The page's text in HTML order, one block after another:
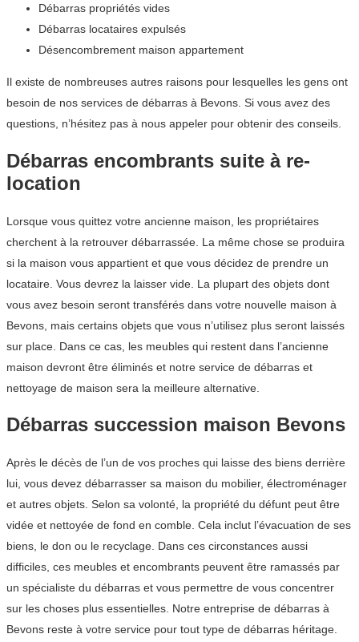
Débarras propriétés vides
Débarras locataires expulsés
Désencombrement maison appartement
Il existe de nombreuses autres raisons pour lesquelles les gens ont
besoin de nos services de débarras à Bevons. Si vous avez des
questions, n’hésitez pas à nous appeler pour obtenir des conseils.
Débarras encombrants suite à re-
location
Lorsque vous quittez votre ancienne maison, les propriétaires
cherchent à la retrouver débarrassée. La même chose se produira
si la maison vous appartient et que vous décidez de prendre un
locataire. Vous devrez la laisser vide. La plupart des objets dont
vous avez besoin seront transférés dans votre nouvelle maison à
Bevons, mais certains objets que vous n’utilisez plus seront laissés
sur place. Dans ce cas, les meubles qui restent dans l’ancienne
maison devront être éliminés et notre service de débarras et
nettoyage de maison sera la meilleure alternative.
Débarras succession maison Bevons
Après le décès de l’un de vos proches qui laisse des biens derrière
lui, vous devez débarrasser sa maison du mobilier, électroménager
et autres objets. Selon sa volonté, la propriété du défunt peut être
vidée et nettoyée de fond en comble. Cela inclut l’évacuation de ses
biens, le don ou le recyclage. Dans ces circonstances aussi
difficiles, ces meubles et encombrants peuvent être ramassés par
un spécialiste du débarras et vous permettre de vous concentrer
sur les choses plus essentielles. Notre entreprise de débarras à
Bevons reste à votre service pour tout type de débarras héritage.